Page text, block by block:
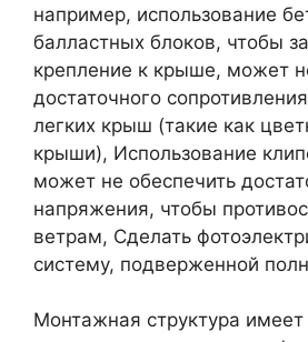
например, использование
балластных блоков, чтобы
крепление к крыше, может
достаточного
легких крыш (такие как
крыши), Использование
может не обеспечить
напряжения, чтобы
ветрам, Сделать
систему, подверженной
Монтажная структура